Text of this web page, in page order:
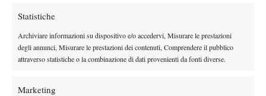
Statistiche
Archiviare informazioni su dispositivo e/o accedervi, Misurare le prestazioni
degli annunci, Misurare le prestazioni dei contenuti, Comprendere il pubblico
attraverso statistiche o la combinazione di dati provenienti da fonti diverse.
Marketing
DI TENDENZA
Atp News